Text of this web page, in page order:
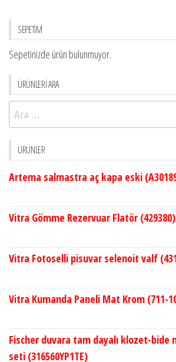
SEPETİM
Sepetinizde ürün bulunmuyor.
ÜRÜNLERİ ARA
Arama:
ÜRÜNLER
Artema salmastra aç kapa eski
Vitra Gömme Rezervuar Flatör (429380)
Vitra Fotoselli pisuvar selenoit valf
Vitra Kumanda Paneli Mat Krom (711-
Fischer duvara tam dayalı klozet-bide
seti (316560YP1TE)